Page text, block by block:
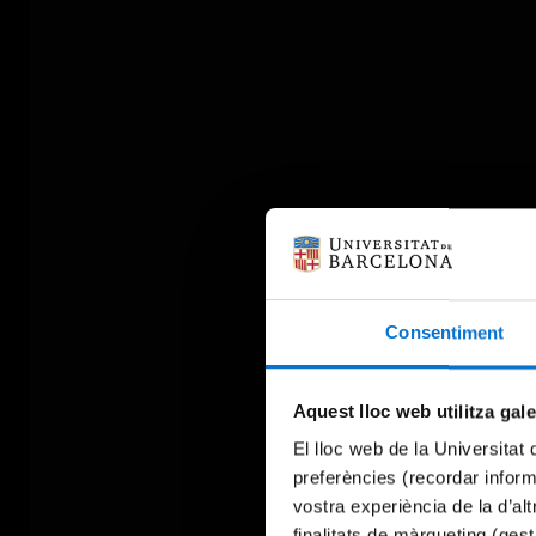
Consentiment
Aquest lloc web utilitza
El lloc web de la Universitat
preferències (recordar
vostra experiència de la